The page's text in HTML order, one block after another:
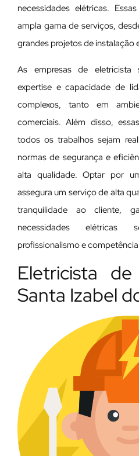
necessidades elétricas.
ampla gama de serviços,
grandes projetos de instalação
As empresas de eletricista
expertise e capacidade de
complexos, tanto em
comerciais. Além disso,
todos os trabalhos sejam
normas de segurança e
alta qualidade. Optar por
assegura um serviço de alta
tranquilidade ao cliente,
necessidades elétricas
profissionalismo e
Eletricista de
Santa Izabel